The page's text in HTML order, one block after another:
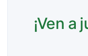
¡Ven a